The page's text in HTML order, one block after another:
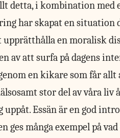
detta, i kombination
har skapat en situation
en moralisk
av att surfa på dagens
en kikare som får allt
stor del av våra
uppåt. Essän är en god
ges många exempel på